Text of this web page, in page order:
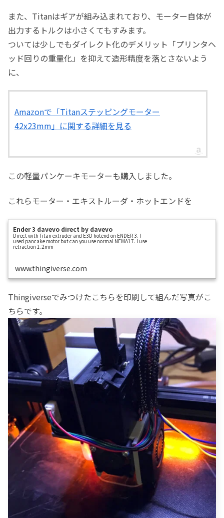
また、Titanはギアが組み込まれており、モーター自体が
出力するトルクは小さくてもすみます。
ついては少しでもダイレクト化のデメリット「プリンタヘ
ッド回りの重量化」を抑えて造形精度を落とさないよう
に、
Amazonで「Titanステッピングモーター
42x23mm」に関する詳細を見る
この軽量パンケーキモーターも購入しました。
これらモーター・エキストルーダ・ホットエンドを
Ender 3 davevo direct by davevo
Direct with Titan extruder and E3D hotend on ENDER 3. I
used pancake motor but can you use normal NEMA17. I use
retraction 1.2mm
www.thingiverse.com
Thingiverseでみつけたこちらを印刷して組んだ写真がこ
ちらです。